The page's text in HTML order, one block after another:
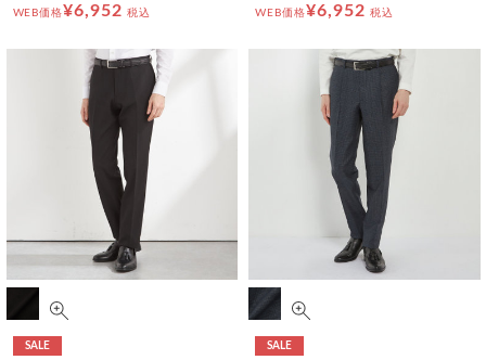
WEB価格¥6,952 税込 WEB価格¥6,952 税込
SALE SALE